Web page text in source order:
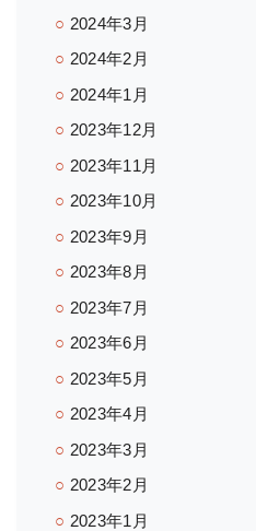
2024年3月
2024年2月
2024年1月
2023年12月
2023年11月
2023年10月
2023年9月
2023年8月
2023年7月
2023年6月
2023年5月
2023年4月
2023年3月
2023年2月
2023年1月